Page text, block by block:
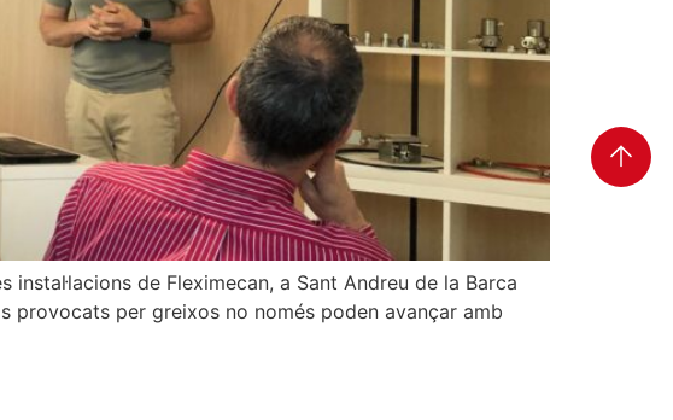
de Fleximecan, a Sant Andreu de la Barca
provocats per greixos no només poden avançar amb